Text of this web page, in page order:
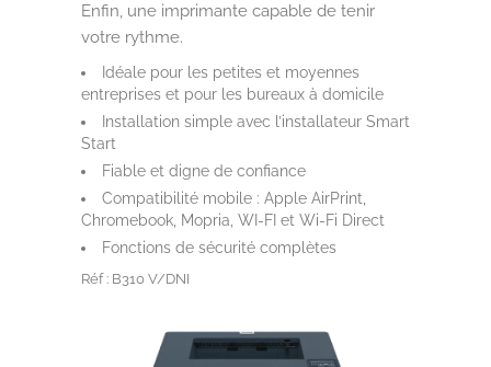
Enfin, une imprimante capable de tenir
votre rythme.
Idéale pour les petites et moyennes
entreprises et pour les bureaux à domicile
Installation simple avec l’installateur Smart
Start
Fiable et digne de confiance
Compatibilité mobile : Apple AirPrint,
Chromebook, Mopria, WI-FI et Wi-Fi Direct
Fonctions de sécurité complètes
Réf : B310 V/DNI